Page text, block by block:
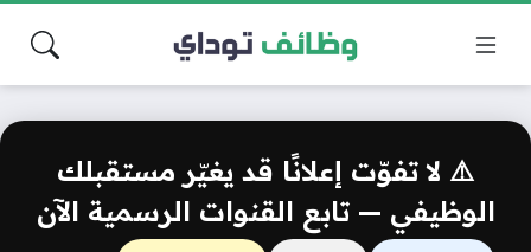
⚠️ لا تفوّت إعلانًا قد يغيّر مستقبلك
الوظيفي — تابع القنوات الرسمية الآن